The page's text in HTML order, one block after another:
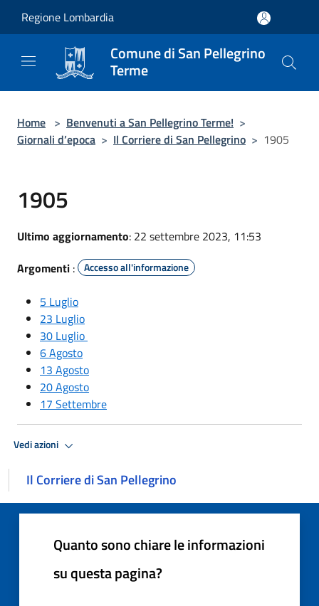
Regione Lombardia
Comune di San Pellegrino
Terme
Home > Benvenuti a San Pellegrino Terme! >
Giornali d’epoca > Il Corriere di San Pellegrino > 1905
1905
Ultimo aggiornamento: 22 settembre 2023, 11:53
Argomenti : Accesso all'informazione
5 Luglio
23 Luglio
30 Luglio
6 Agosto
13 Agosto
20 Agosto
17 Settembre
Vedi azioni
Il Corriere di San Pellegrino
Quanto sono chiare le informazioni
su questa pagina?